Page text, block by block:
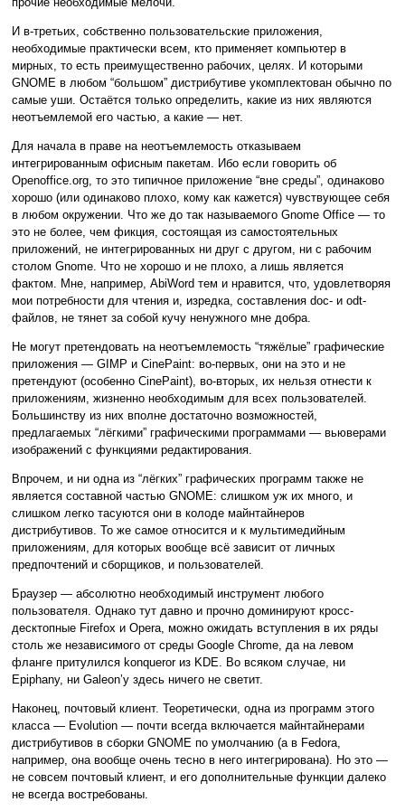
И в-третьих, собственно пользовательские приложения,
необходимые практически всем, кто применяет компьютер в
мирных, то есть преимущественно рабочих, целях. И которыми
GNOME в любом “большом” дистрибутиве укомплектован обычно по
самые уши. Остаётся только определить, какие из них являются
неотъемлемой его частью, а какие — нет.
Для начала в праве на неотъемлемость отказываем
интегрированным офисным пакетам. Ибо если говорить об
Openoffice.org, то это типичное приложение “вне среды”, одинаково
хорошо (или одинаково плохо, кому как кажется) чувствующее себя
в любом окружении. Что же до так называемого Gnome Office — то
это не более, чем фикция, состоящая из самостоятельных
приложений, не интегрированных ни друг с другом, ни с рабочим
столом Gnome. Что не хорошо и не плохо, а лишь является
фактом. Мне, например, AbiWord тем и нравится, что, удовлетворяя
мои потребности для чтения и, изредка, составления doc- и odt-
файлов, не тянет за собой кучу ненужного мне добра.
Не могут претендовать на неотъемлемость “тяжёлые” графические
приложения — GIMP и CinePaint: во-первых, они на это и не
претендуют (особенно CinePaint), во-вторых, их нельзя отнести к
приложениям, жизненно необходимым для всех пользователей.
Большинству из них вполне достаточно возможностей,
предлагаемых “лёгкими” графическими программами — вьюверами
изображений с функциями редактирования.
Впрочем, и ни одна из “лёгких” графических программ также не
является составной частью GNOME: слишком уж их много, и
слишком легко тасуются они в колоде майнтайнеров
дистрибутивов. То же самое относится и к мультимедийным
приложениям, для которых вообще всё зависит от личных
предпочтений и сборщиков, и пользователей.
Браузер — абсолютно необходимый инструмент любого
пользователя. Однако тут давно и прочно доминируют кросс-
десктопные Firefox и Opera, можно ожидать вступления в их ряды
столь же независимого от среды Google Chrome, да на левом
фланге притулился konqueror из KDE. Во всяком случае, ни
Epiphany, ни Galeon’у здесь ничего не светит.
Наконец, почтовый клиент. Теоретически, одна из программ этого
класса — Evolution — почти всегда включается майнтайнерами
дистрибутивов в сборки GNOME по умолчанию (а в Fedora,
например, она вообще очень тесно в него интегрирована). Но это —
не совсем почтовый клиент, и его дополнительные функции далеко
не всегда востребованы.